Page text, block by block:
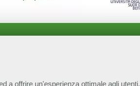
a offrire un'esperienza ottimale agli utenti.